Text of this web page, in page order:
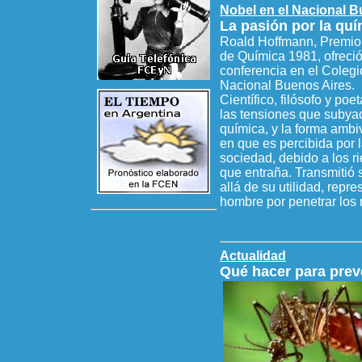
Nobel en el Nacional
La pasión por la
Roald Hoffmann,
de Química 1981,
conferencia en el
Nacional Buenos Aires.
Científico, filósofo y
las tensiones que
química, y la forma
en que es percibida por
sociedad, debido a los
que entraña. Transmitió
allá de su utilidad,
hombre por penetrar
Actualidad
Qué hacer para